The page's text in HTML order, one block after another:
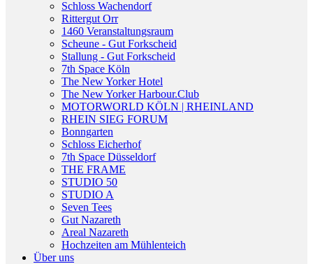
Schloss Wachendorf
Rittergut Orr
1460 Veranstaltungsraum
Scheune - Gut Forkscheid
Stallung - Gut Forkscheid
7th Space Köln
The New Yorker Hotel
The New Yorker Harbour.Club
MOTORWORLD KÖLN | RHEINLAND
RHEIN SIEG FORUM
Bonngarten
Schloss Eicherhof
7th Space Düsseldorf
THE FRAME
STUDIO 50
STUDIO A
Seven Tees
Gut Nazareth
Areal Nazareth
Hochzeiten am Mühlenteich
Über uns